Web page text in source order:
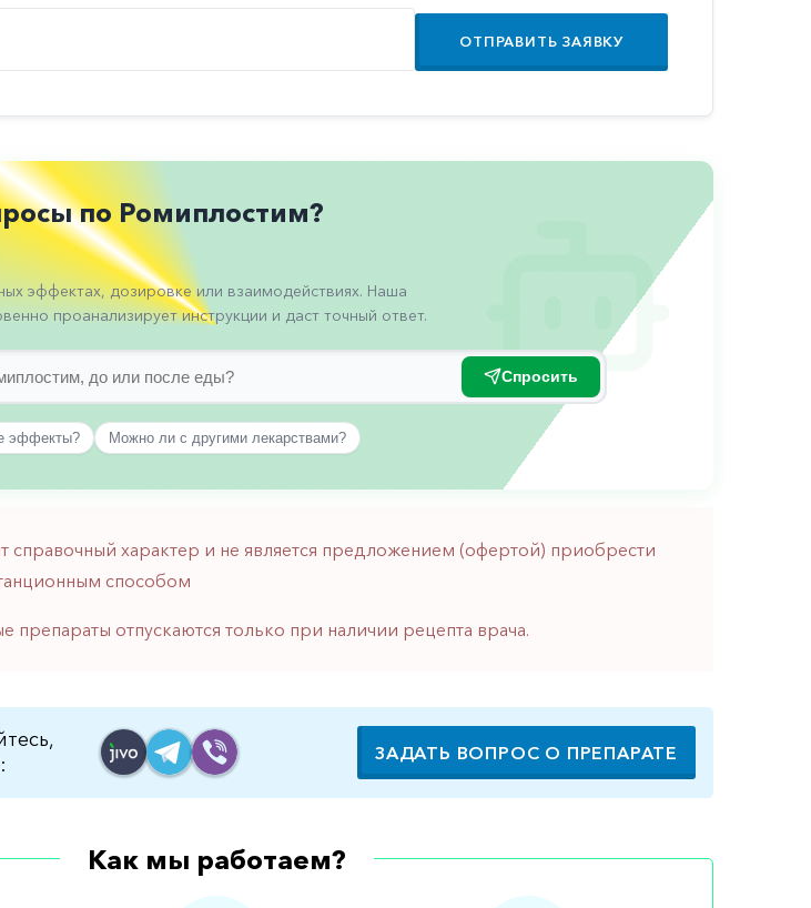
ОТПРАВИТЬ ЗАЯВКУ
по Ромиплостим?
эффектах, дозировке или взаимодействиях. Наша
проанализирует инструкции и даст точный ответ.
Спросить
эффекты? Можно ли с другими лекарствами?
справочный характер и не является предложением (офертой) приобрести
способом
препараты отпускаются только при наличии рецепта врача.
ЗАДАТЬ ВОПРОС О ПРЕПАРАТЕ
Как мы работаем?